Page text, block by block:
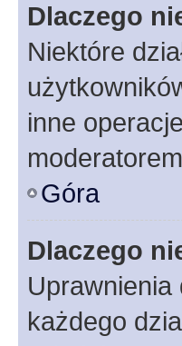
Dlaczego
Niektóre
inne
Góra
Dlaczego
Uprawnienia
każdego